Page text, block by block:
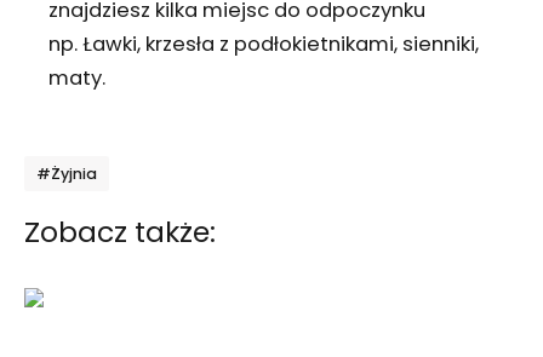
znajdziesz kilka miejsc do odpoczynku
np. Ławki, krzesła z podłokietnikami, sienniki,
maty.
Tagi
#Żyjnia
Zobacz także: